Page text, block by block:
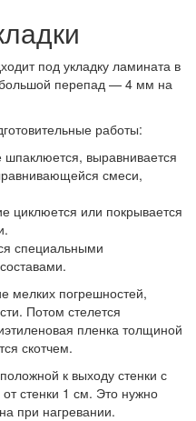
под укладку ламината в
перепад — 4 мм на
работы:
шпаклюется, выравнивается
смеси,
циклюется или покрывается
специальными
мелких погрешностей,
Потом стелется
пленка толщиной
скотчем.
к выходу стенки с
стенки 1 см. Это нужно
при нагревании.